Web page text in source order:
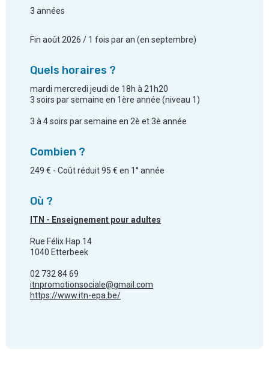
3 années
Fin août 2026 / 1 fois par an (en septembre)
Quels horaires ?
mardi mercredi jeudi de 18h à 21h20
3 soirs par semaine en 1ère année (niveau 1)
3 à 4 soirs par semaine en 2è et 3è année
Combien ?
249 € - Coût réduit 95 € en 1° année
Où ?
ITN - Enseignement pour adultes
Rue Félix Hap 14
1040 Etterbeek
02 732 84 69
itnpromotionsociale@gmail.com
https://www.itn-epa.be/